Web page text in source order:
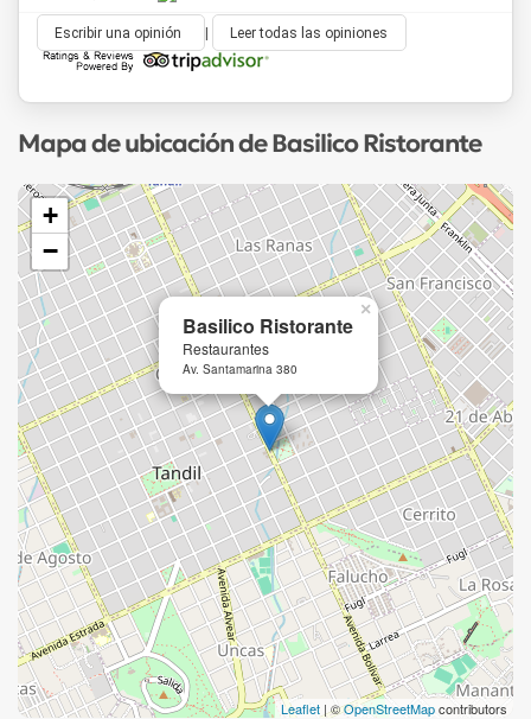
Escribir una opinión Leer todas las opiniones
Mapa de ubicación de Basilico Ristorante
Basilico Ristorante
Restaurantes
Av. Santamarina 380
×
+
−
Leaflet | ©OpenStreetMapcontributors